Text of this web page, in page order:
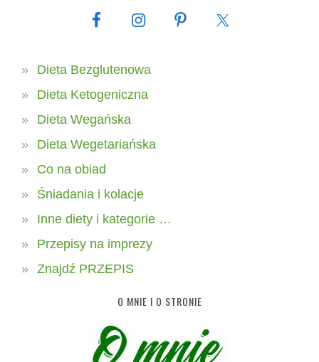
Dieta Bezglutenowa
Dieta Ketogeniczna
Dieta Wegańska
Dieta Wegetariańska
Co na obiad
Śniadania i kolacje
Inne diety i kategorie …
Przepisy na imprezy
Znajdź PRZEPIS
O MNIE I O STRONIE